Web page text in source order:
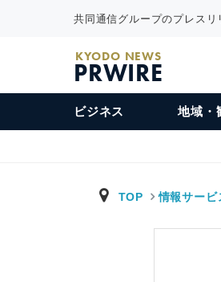
共同通信グループのプレスリ
KYODO NEWS
PRWIRE
ビジネス 地域・
TOP 情報サービ